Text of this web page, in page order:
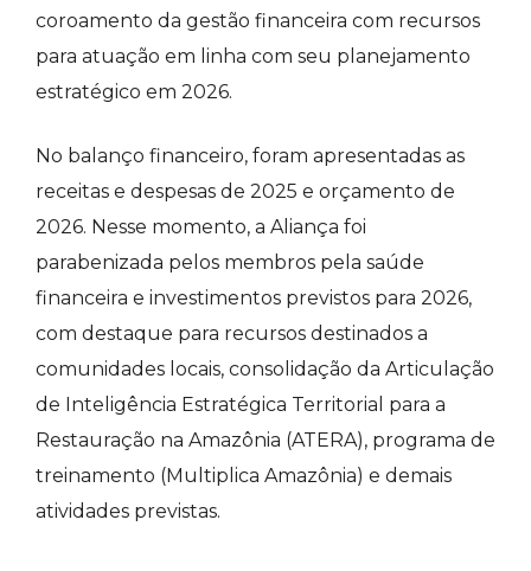
coroamento da gestão financeira com recursos
para atuação em linha com seu planejamento
estratégico em 2026.
No balanço financeiro, foram apresentadas as
receitas e despesas de 2025 e orçamento de
2026. Nesse momento, a Aliança foi
parabenizada pelos membros pela saúde
financeira e investimentos previstos para 2026,
com destaque para recursos destinados a
comunidades locais, consolidação da Articulação
de Inteligência Estratégica Territorial para a
Restauração na Amazônia (ATERA), programa de
treinamento (Multiplica Amazônia) e demais
atividades previstas.